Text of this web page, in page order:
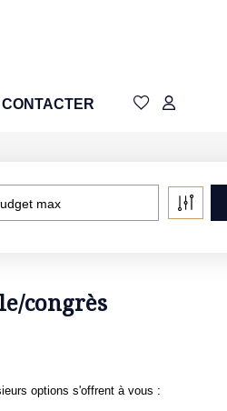
CONTACTER
max
congrès
options s'offrent à vous :